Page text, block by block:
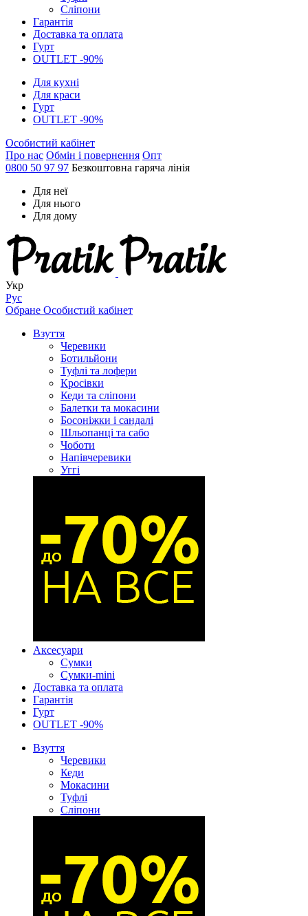
Сліпони
Гарантія
Доставка та оплата
Гурт
OUTLET -90%
Для кухні
Для краси
Гурт
OUTLET -90%
Особистий кабінет
Про нас Обмін і повернення Опт
0800 50 97 97 Безкоштовна гаряча лінія
Для неї
Для нього
Для дому
Укр
Рус
Обране Особистий кабінет
Взуття
Черевики
Ботильйони
Туфлі та лофери
Кросівки
Кеди та сліпони
Балетки та мокасини
Босоніжки і сандалі
Шльопанці та сабо
Чоботи
Напівчеревики
Уггі
Аксесуари
Сумки
Сумки-mini
Доставка та оплата
Гарантія
Гурт
OUTLET -90%
Взуття
Черевики
Кеди
Мокасини
Туфлі
Сліпони